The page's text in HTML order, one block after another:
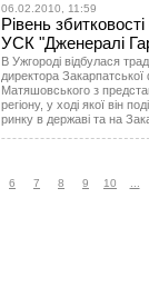
06.02.2010, 11:59
Рівень
УСК "Дженералі
В Ужгороді відбулася
директора Закарпатської
Матяшовського з
регіону, у ході якої він
ринку в державі та на
6 7 8 9 10